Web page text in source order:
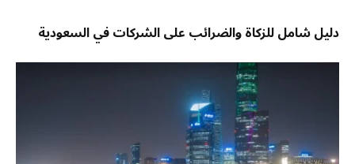
دليل شامل للزكاة والضرائب على الشركات في السعودية